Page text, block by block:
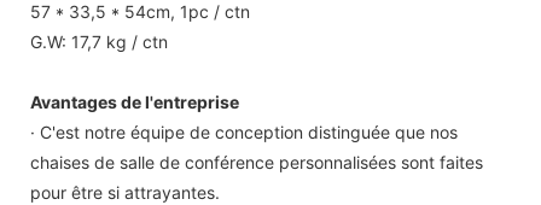
57 * 33,5 * 54cm, 1pc / ctn
G.W: 17,7 kg / ctn
Avantages de l'entreprise
· C'est notre équipe de conception distinguée que nos
chaises de salle de conférence personnalisées sont faites
pour être si attrayantes.